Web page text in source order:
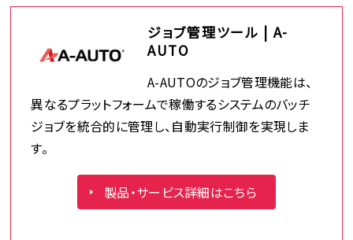
ジョブ管理ツール | A-
AUTO
A-AUTOのジョブ管理機能は、
異なるプラットフォームで稼働するシステムのバッチ
ジョブを統合的に管理し、自動実行制御を実現しま
す。
製品・サービス詳細はこちら